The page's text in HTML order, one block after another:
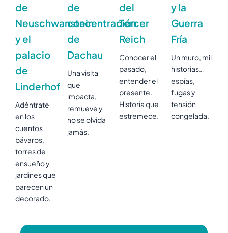
de
Neuschwanstein
y el
palacio
de
Linderhof
Adéntrate
en los
cuentos
bávaros,
torres de
ensueño y
jardines que
parecen un
decorado.
de
concentración
de
Dachau
Una visita
que
impacta,
remueve y
no se olvida
jamás.
del
Tercer
Reich
Conocer el
pasado,
entender el
presente.
Historia que
estremece.
y la
Guerra
Fría
Un muro, mil
historias…
espías,
fugas y
tensión
congelada.